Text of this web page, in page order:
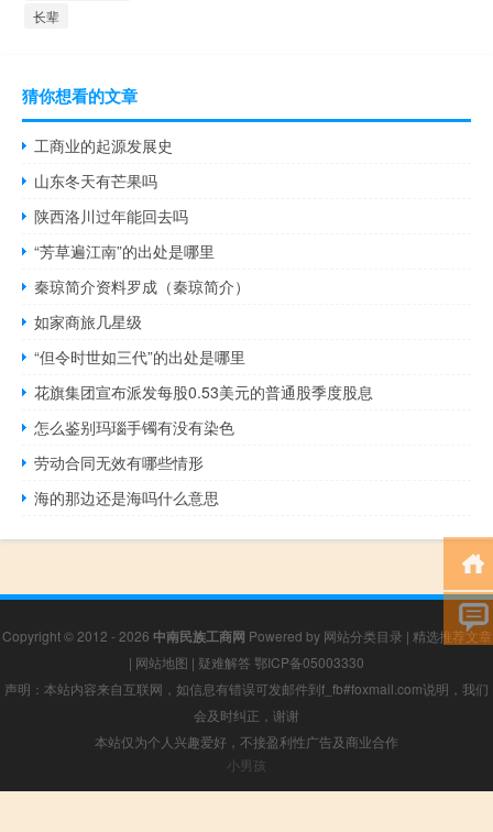
长辈
猜你想看的文章
工商业的起源发展史
山东冬天有芒果吗
陕西洛川过年能回去吗
“芳草遍江南”的出处是哪里
秦琼简介资料罗成（秦琼简介）
如家商旅几星级
“但令时世如三代”的出处是哪里
花旗集团宣布派发每股0.53美元的普通股季度股息
怎么鉴别玛瑙手镯有没有染色
劳动合同无效有哪些情形
海的那边还是海吗什么意思
Copyright © 2012 - 2026 中南民族工商网 Powered by 网站分类目录 | 精选推荐文章
| 网站地图 | 疑难解答 鄂ICP备05003330
声明：本站内容来自互联网，如信息有错误可发邮件到f_fb#foxmail.com说明，我们
会及时纠正，谢谢
本站仅为个人兴趣爱好，不接盈利性广告及商业合作
小男孩